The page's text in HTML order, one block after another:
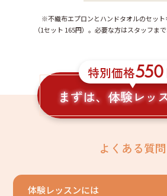
※不織布エプロンとハンドタオルのセット
（1セット 165円）。必要な方はスタッフま
特別価格550
まずは、体験レッ
よくある質問
体験レッスンには